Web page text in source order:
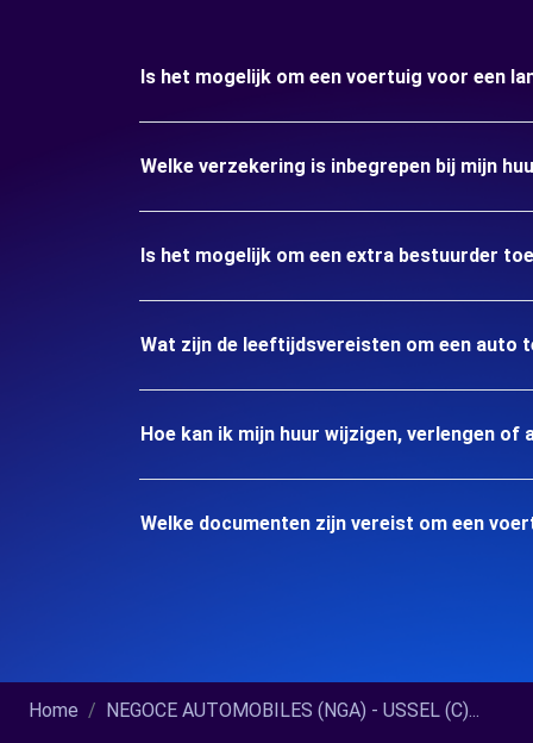
Is het mogelijk om een voertuig voor een
Welke verzekering is inbegrepen bij mijn
Is het mogelijk om een extra bestuurder
Wat zijn de leeftijdsvereisten om een auto
Hoe kan ik mijn huur wijzigen, verlengen of
Welke documenten zijn vereist om een
Home NEGOCE AUTOMOBILES (NGA) - USSEL (C)...